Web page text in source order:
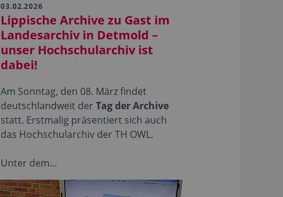
03.02.2026
Lippische Archive zu Gast im
Landesarchiv in Detmold –
unser Hochschularchiv ist
dabei!
Am Sonntag, den 08. März findet
deutschlandweit der Tag der Archive
statt. Erstmalig präsentiert sich auch
das Hochschularchiv der TH OWL.
Unter dem…